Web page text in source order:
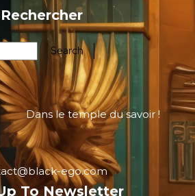
Rechercher
Dans le temple du savoir !
ego.com
To Newsletter